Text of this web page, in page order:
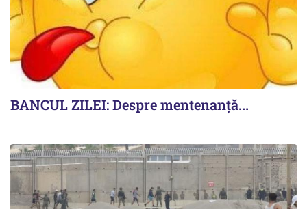
BANCUL ZILEI: Despre mentenanță...